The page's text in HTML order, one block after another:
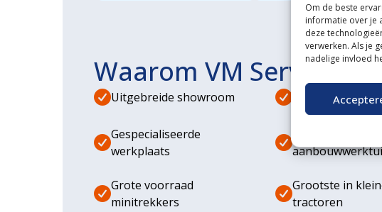
Om de beste
informatie over je
deze
verwerken. Als je
nadelige invloed
Waarom VM Service
Uitgebreide showroom Eigen
Gespecialiseerde
werkplaats
Grote voorraad
minitrekkers
Grootste in
tractoren